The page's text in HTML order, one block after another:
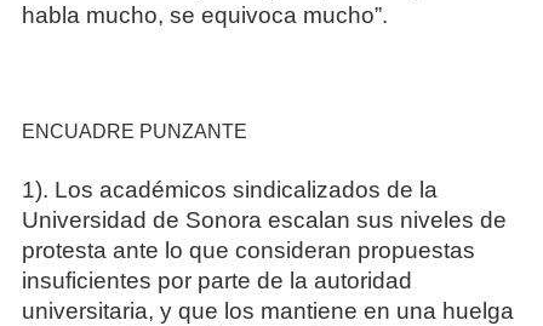
habla mucho, se equivoca mucho”.
ENCUADRE PUNZANTE
1). Los académicos sindicalizados de la
Universidad de Sonora escalan sus niveles de
protesta ante lo que consideran propuestas
insuficientes por parte de la autoridad
universitaria, y que los mantiene en una huelga